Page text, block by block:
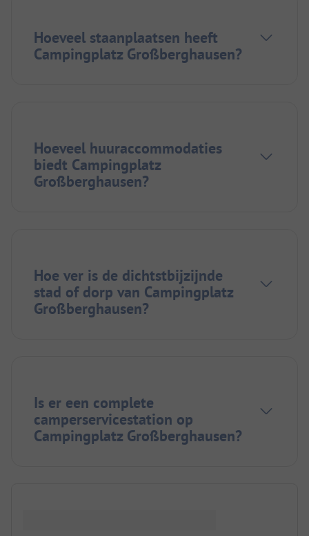
Hoeveel staanplaatsen heeft
Campingplatz Großberghausen?
Hoeveel huuraccommodaties
biedt Campingplatz
Großberghausen?
Hoe ver is de dichtstbijzijnde
stad of dorp van Campingplatz
Großberghausen?
Is er een complete
camperservicestation op
Campingplatz Großberghausen?